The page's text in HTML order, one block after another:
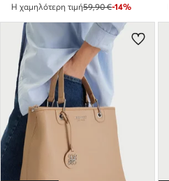
Η χαμηλότερη τιμή59,90 €-14%